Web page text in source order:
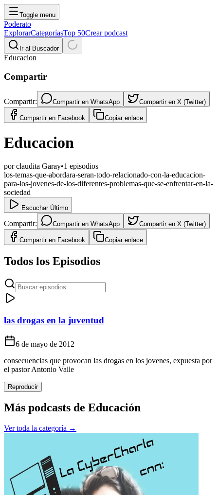
Toggle menu
Poderato
ExplorarCategoríasTop 50Crear podcast
Ir al Buscador
Educacion
Compartir
Compartir: Compartir en WhatsApp Compartir en X (Twitter)
Compartir en Facebook Copiar enlace
Educacion
porclaudita Garay•1 episodios
los-temas-que-abordara-seran-todo-relacionado-con-la-educacion-
para-los-jovenes-de-los-diferentes-problemas-que-se-enfrentar-en-la-
sociedad
Escuchar Último
Compartir: Compartir en WhatsApp Compartir en X (Twitter)
Compartir en Facebook Copiar enlace
Todos los Episodios
las drogas en la juventud
6 de mayo de 2012
consecuencias que provocan las drogas en los jovenes, expuesta por
el pastor Antonio Valle
Reproducir
Más podcasts de Educación
Ver toda la categoría →